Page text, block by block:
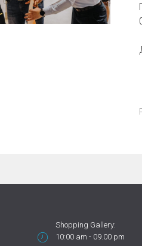
Shopping Gallery:
10:00 am - 09.00 pm